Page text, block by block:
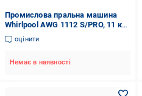
Промислова пральна машина
Whirlpool AWG 1112 S/PRO, 11 кг
grey
оцінити
Немає в наявності